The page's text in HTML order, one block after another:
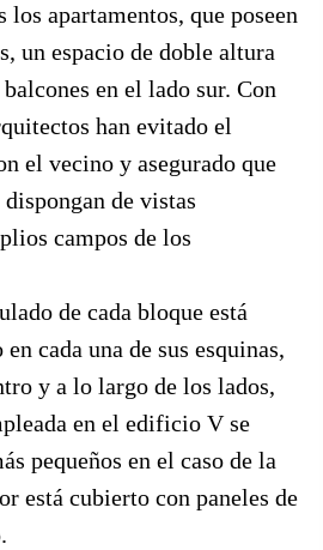
los apartamentos, que poseen
un espacio de doble altura
en el lado sur. Con
han evitado el
el vecino y asegurado que
de vistas
campos de los
de cada bloque está
cada una de sus esquinas,
y a lo largo de los lados,
en el edificio V se
pequeños en el caso de la
está cubierto con paneles de